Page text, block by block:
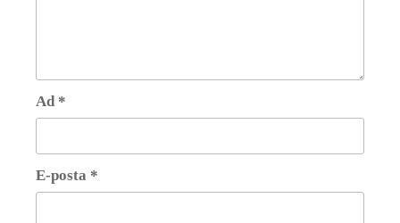
Ad *
E-posta *